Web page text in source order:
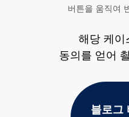
버튼을 움직여
해당 케이
동의를 얻어
블로그